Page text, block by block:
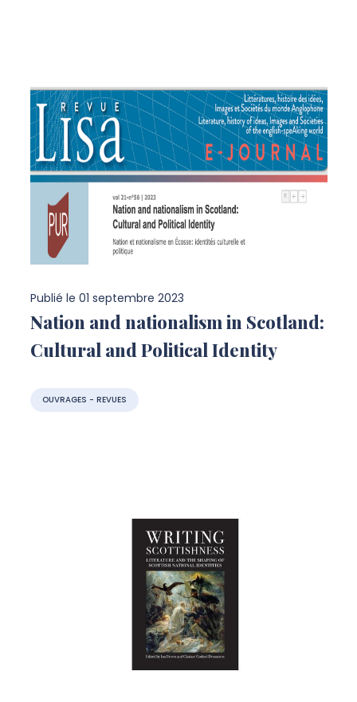
Publié le 01 septembre 2023
Nation and nationalism in Scotland:
Cultural and Political Identity
OUVRAGES - REVUES